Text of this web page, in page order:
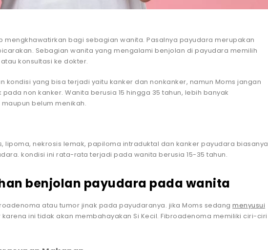
mengkhawatirkan bagi sebagian wanita. Pasalnya payudara merupakan
Sebagian wanita yang mengalami benjolan di payudara memilih
konsultasi ke dokter.
kondisi yang bisa terjadi yaitu kanker dan nonkanker, namun Moms jangan
non kanker. Wanita berusia 15 hingga 35 tahun, lebih banyak
belum menikah.
lipoma, nekrosis lemak, papiloma intraduktal dan kanker payudara biasanya
kondisi ini rata-rata terjadi pada wanita berusia 15-35 tahun.
benjolan payudara pada wanita
atau tumor jinak pada payudaranya. jika Moms sedang menyusui
ini tidak akan membahayakan Si Kecil. Fibroadenoma memiliki ciri-ciri